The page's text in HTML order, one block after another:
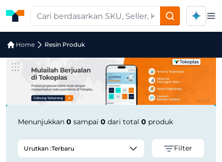
Home Resin Produk
Pencarian Produk "Torque Sensor
Menunjukkan 0 sampai 0 dari total 0 produk
Urutkan :Terbaru Filter